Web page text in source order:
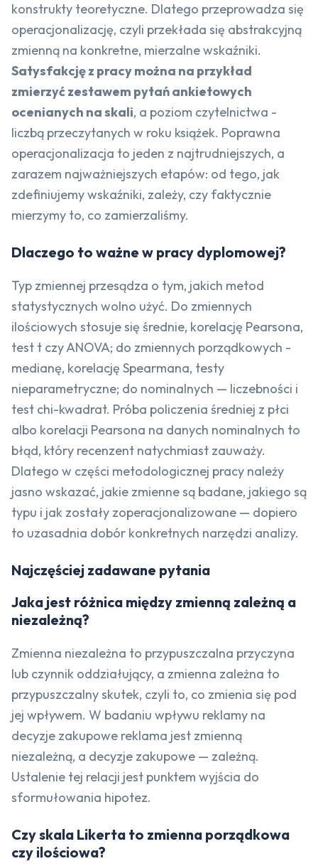
konstrukty teoretyczne. Dlatego przeprowadza się
operacjonalizację, czyli przekłada się abstrakcyjną
zmienną na konkretne, mierzalne wskaźniki.
Satysfakcję z pracy można na przykład
zmierzyć zestawem pytań ankietowych
ocenianych na skali, a poziom czytelnictwa -
liczbą przeczytanych w roku książek. Poprawna
operacjonalizacja to jeden z najtrudniejszych, a
zarazem najważniejszych etapów: od tego, jak
zdefiniujemy wskaźniki, zależy, czy faktycznie
mierzymy to, co zamierzaliśmy.
Dlaczego to ważne w pracy dyplomowej?
Typ zmiennej przesądza o tym, jakich metod
statystycznych wolno użyć. Do zmiennych
ilościowych stosuje się średnie, korelację Pearsona,
test t czy ANOVA; do zmiennych porządkowych -
medianę, korelację Spearmana, testy
nieparametryczne; do nominalnych — liczebności i
test chi-kwadrat. Próba policzenia średniej z płci
albo korelacji Pearsona na danych nominalnych to
błąd, który recenzent natychmiast zauważy.
Dlatego w części metodologicznej pracy należy
jasno wskazać, jakie zmienne są badane, jakiego są
typu i jak zostały zoperacjonalizowane — dopiero
to uzasadnia dobór konkretnych narzędzi analizy.
Najczęściej zadawane pytania
Jaka jest różnica między zmienną zależną a
niezależną?
Zmienna niezależna to przypuszczalna przyczyna
lub czynnik oddziałujący, a zmienna zależna to
przypuszczalny skutek, czyli to, co zmienia się pod
jej wpływem. W badaniu wpływu reklamy na
decyzje zakupowe reklama jest zmienną
niezależną, a decyzje zakupowe — zależną.
Ustalenie tej relacji jest punktem wyjścia do
sformułowania hipotez.
Czy skala Likerta to zmienna porządkowa
czy ilościowa?